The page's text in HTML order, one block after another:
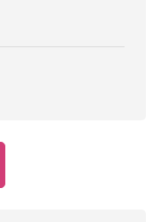
in de tussentijd
uurtje werk, maar
of er budget
Dus zou